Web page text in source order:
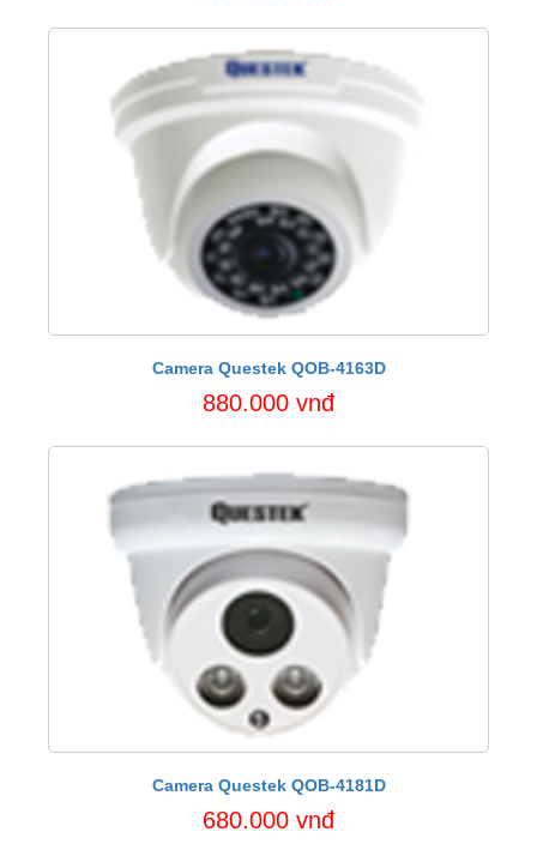
Camera Questek QOB-4163D
880.000 vnđ
Camera Questek QOB-4181D
680.000 vnđ